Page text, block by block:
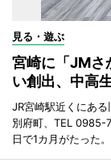
見る・遊ぶ
宮崎に「JM
い創出、中高
JR宮崎駅近くにあ
別府町、TEL 0985-
日で1カ月がたった。